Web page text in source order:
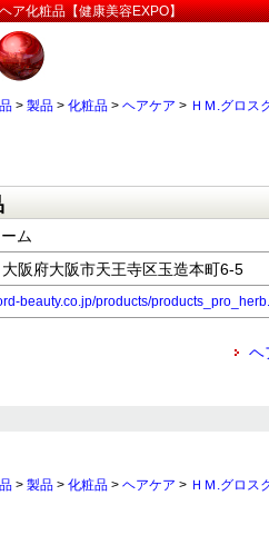
ア化粧品【健康美容EXPO】
> 製品 > 化粧品 > ヘアケア > ＨＭ.グロス
ム
阪府大阪市天王寺区玉造本町6-5
beauty.co.jp/products/
ヘ
> 製品 > 化粧品 > ヘアケア > ＨＭ.グロス